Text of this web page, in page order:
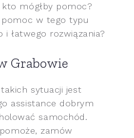
mógłby pomoc?
pomoc w tego typu
łatwego rozwiązania?
Grabowie
sytuacji jest
assistance dobrym
samochód.
zamów